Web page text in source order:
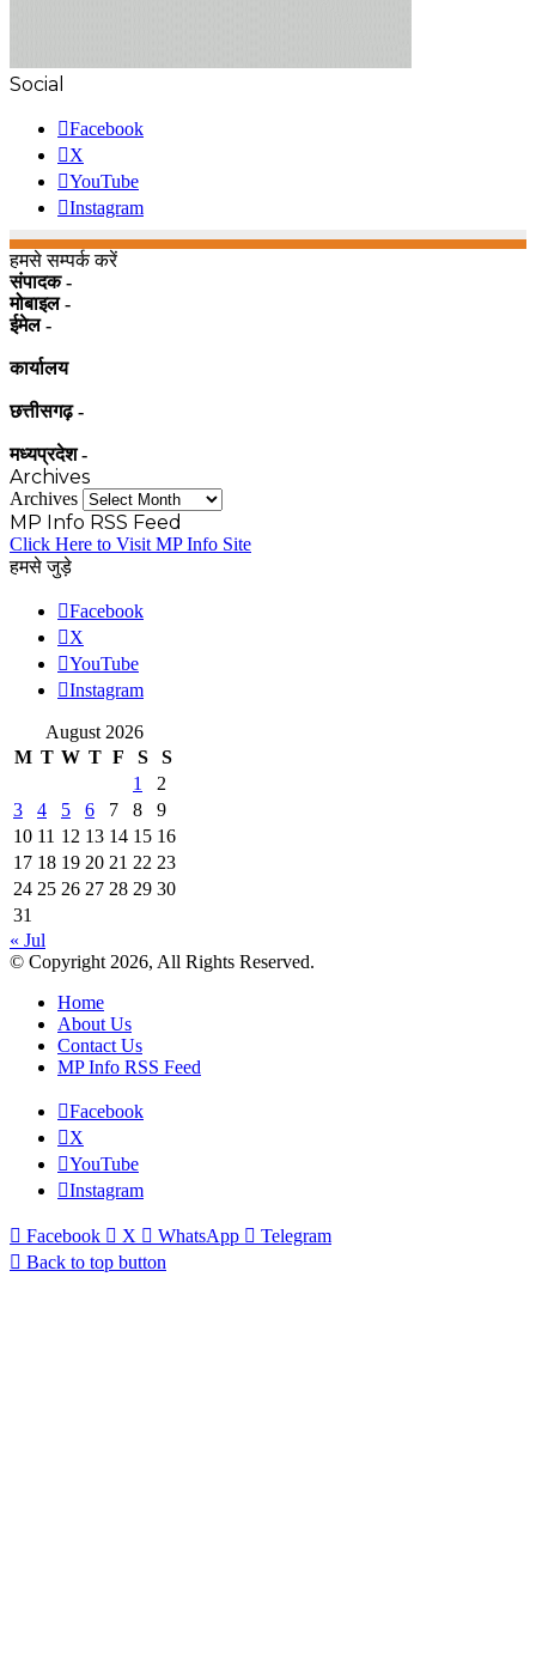
Social
Facebook
X
YouTube
Instagram
हमसे सम्पर्क करें
संपादक -
मोबाइल -
ईमेल -
कार्यालय
छत्तीसगढ़ -
मध्यप्रदेश -
Archives
Archives
MP Info RSS Feed
Click Here to Visit MP Info Site
हमसे जुड़े
Facebook
X
YouTube
Instagram
August 2026
M T W T F S
S
1
2
3
4 5 6 7 8
9
10 11 12 13 14 15 16
17 18 19 20 21 22 23
24 25 26 27 28 29 30
31
« Jul
© Copyright 2026, All Rights Reserved.
Home
About Us
Contact Us
MP Info RSS Feed
Facebook
X
YouTube
Instagram
Facebook X WhatsApp
Telegram
Back to top button